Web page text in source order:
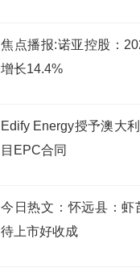
焦点播报:诺亚控股：
增长14.4%
Edify Energy授予澳大
目EPC合同
今日热文：怀远县：虾
待上市好收成